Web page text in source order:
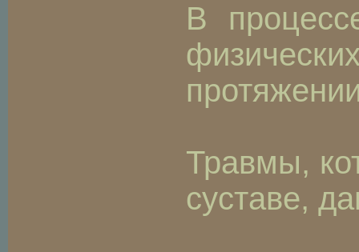
В
Травмы,
суставе,